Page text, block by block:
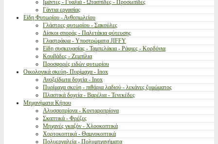
Ιμάντες - Γυαλιά - Ωτασπίδες - Προσωπίδες
Γάντια εργασίας
Είδη Φυτωρίου - Ανθοπωλείου
Γλάστρες φυτωρίου - Σακούλες
Δίσκοι σποράς - Παλετάκια φύτευσης
Γλαστράκια - Υποστρώματα JIFFY
Είδη συσκευασίας - Ταμπελάκια - Ράφιες - Κορδόνια
Κουβάδες - Ζεμπίλια
Προσφορές ειδών φυτωρίου
Οικολογικά σκεύη- Πυρίμαχα - Inox
Ανοξείδωτα δοχεία - Inox
Πυρίμαχα σκεύη - πιθάρια λαδιού - λεκάνες ζυμώματος
Πλαστικά δοχεία - Βαρέλια - Τενεκέδες
Μηχανήματα Κήπου
Αλυσσοπρίονα - Κονταροπρίονα
Σκαπτικά - Φρέζες
Μηχανές γκαζόν - Χλοοκοπτικά
Χορτοκοπτικά - Θαμνοκοπτικά
Πολυεργαλεία - Πολυμηχανήματα